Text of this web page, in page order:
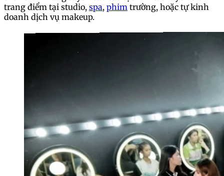
trang điểm tại studio, spa, phim trường, hoặc tự kinh
doanh dịch vụ makeup.